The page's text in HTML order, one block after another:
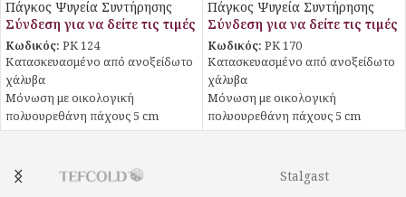
Πάγκος Ψυγεία Συντήρησης
Σύνδεση για να δείτε τις τιμές
Κωδικός: PK 124
Κατασκευασμένο από ανοξείδωτο
χάλυβα
Μόνωση με οικολογική
πολυουρεθάνη πάχους 5 cm
Στοιχείο βαμμένο με
Πάτος με υγειονομικές γωνίες
Πόρτες με αυτόματη επαναφορά
Πάγκος Ψυγεία Συντήρησης
Σύνδεση για να δείτε τις τιμές
Κωδικός: PK 170
Κατασκευασμένο από ανοξείδωτο
χάλυβα
Μόνωση με οικολογική
πολυουρεθάνη πάχους 5 cm
Στοιχείο βαμμένο με
Πάτος με υγειονομικές γωνίες
Πόρτες με αυτόματη επαναφορά
Stalgast